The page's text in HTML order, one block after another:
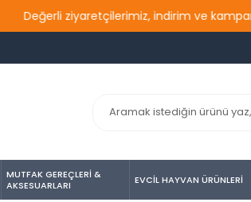
Değerli ziyaretçilerimiz, indirim ve
MUTFAK GEREÇLERİ &
AKSESUARLARI
EVCİL HAYVAN ÜRÜNLERİ